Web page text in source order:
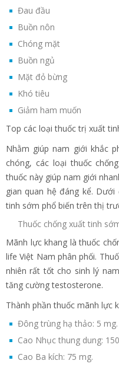
Đau đầu
Buồn nôn
Chóng mặt
Buồn ngủ
Mặt đỏ bừng
Khó tiêu
Giảm ham muốn
Top các loại thuốc trị xuất
Nhằm giúp nam giới khắc
chóng, các loại thuốc
thuốc này giúp nam giới
gian quan hệ đáng kể.
tinh sớm phổ biến trên thị
Thuốc chống xuất tinh
Mãnh lực khang là thuốc
life Việt Nam phân phối.
nhiên rất tốt cho sinh lý
tăng cường testosterone.
Thành phần thuốc mãnh lực
Đông trùng hạ thảo: 5 mg.
Cao Nhục thung dung:
Cao Ba kích: 75 mg.